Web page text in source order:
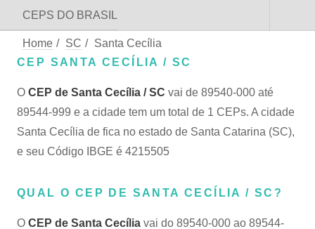
CEPS DO BRASIL
Home / SC / Santa Cecília
CEP SANTA CECÍLIA / SC
O CEP de Santa Cecília / SC vai de 89540-000 até
89544-999 e a cidade tem um total de 1 CEPs. A cidade
Santa Cecília de fica no estado de Santa Catarina (SC),
e seu Código IBGE é 4215505
QUAL O CEP DE SANTA CECÍLIA / SC?
O CEP de Santa Cecília vai do 89540-000 ao 89544-